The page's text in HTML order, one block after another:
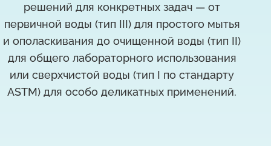
решений для конкретных задач — от
первичной воды (тип III) для простого мытья
и ополаскивания до очищенной воды (тип II)
для общего лабораторного использования
или сверхчистой воды (тип I по стандарту
ASTM) для особо деликатных применений.